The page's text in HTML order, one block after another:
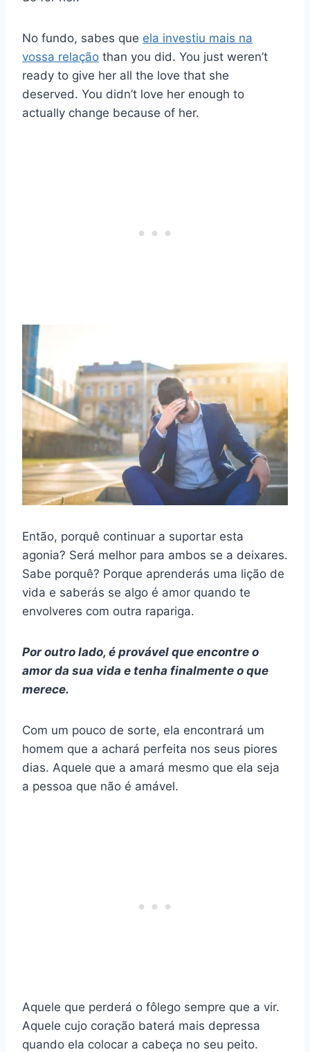
No fundo, sabes que ela investiu mais na
vossa relação than you did. You just weren’t
ready to give her all the love that she
deserved. You didn’t love her enough to
actually change because of her.
Então, porquê continuar a suportar esta
agonia? Será melhor para ambos se a deixares.
Sabe porquê? Porque aprenderás uma lição de
vida e saberás se algo é amor quando te
envolveres com outra rapariga.
Por outro lado, é provável que encontre o
amor da sua vida e tenha finalmente o que
merece.
Com um pouco de sorte, ela encontrará um
homem que a achará perfeita nos seus piores
dias. Aquele que a amará mesmo que ela seja
a pessoa que não é amável.
Aquele que perderá o fôlego sempre que a vir.
Aquele cujo coração baterá mais depressa
quando ela colocar a cabeça no seu peito.